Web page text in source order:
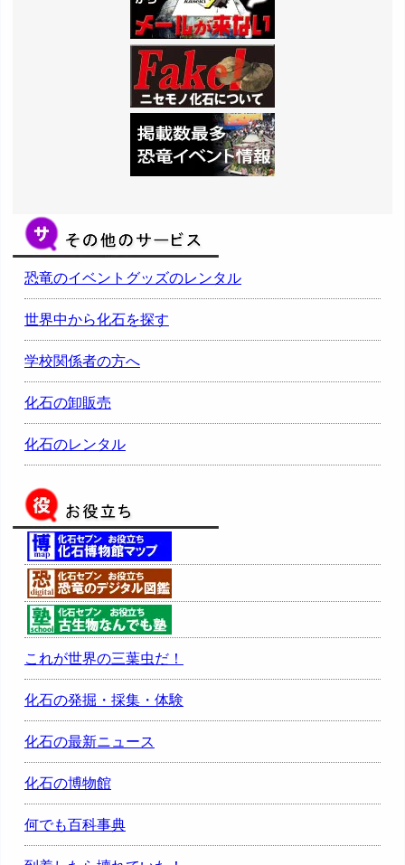
恐竜のイベントグッズのレンタル
世界中から化石を探す
学校関係者の方へ
化石の卸販売
化石のレンタル
これが世界の三葉虫だ！
化石の発掘・採集・体験
化石の最新ニュース
化石の博物館
何でも百科事典